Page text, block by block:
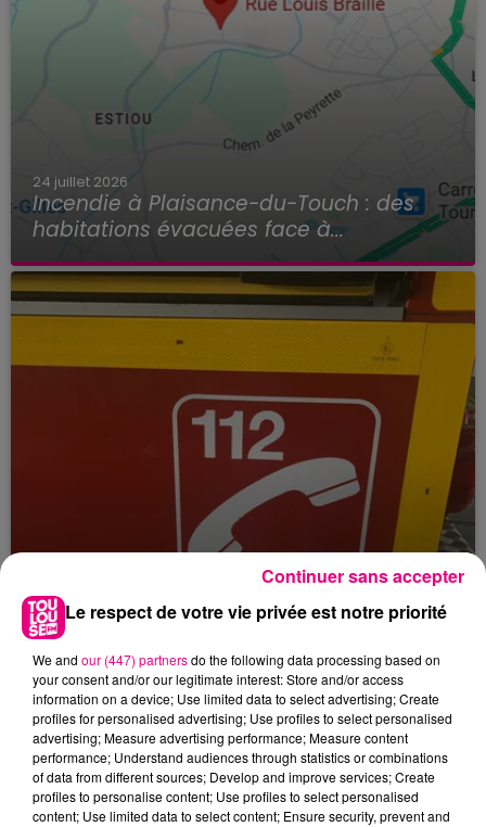
24 juillet 2026
Incendie à Plaisance-du-Touch : des
habitations évacuées face à...
23 juillet 2026
Violent incendie au nord de Toulouse
Le respect de votre vie privée est notre priorité
We and our (447) partnersdo the following data processing based on
your consent and/or our legitimate interest: Store and/or access
information on a device; Use limited data to select advertising; Create
profiles for personalised advertising; Use profiles to select personalised
advertising; Measure advertising performance; Measure content
performance; Understand audiences through statistics or combinations
of data from different sources; Develop and improve services; Create
profiles to personalise content; Use profiles to select personalised
content; Use limited data to select content; Ensure security, prevent and
Continuer sans accepter